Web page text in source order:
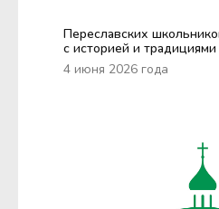
Переславских
с историей и
4 июня 2026 года